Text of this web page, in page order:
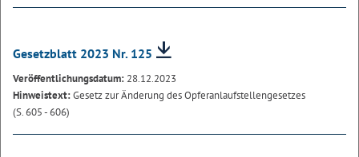
Gesetzblatt 2023 Nr. 125
Veröffentlichungsdatum: 28.12.2023
Hinweistext:Gesetz zur Änderung des Opferanlaufstellengesetzes
(S. 605 - 606)